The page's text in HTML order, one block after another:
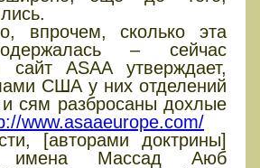
впрочем, сколько эта
– сейчас
сайт ASAA утверждает,
США у них отделений
сям разбросаны дохлые
www.asaaeurope.com/
[авторами доктрины]
имена Массад Аюб